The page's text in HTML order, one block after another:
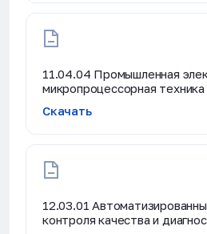
11.04.04 Промышленная
микропроцессорная техника
Скачать
12.03.01
контроля качества и